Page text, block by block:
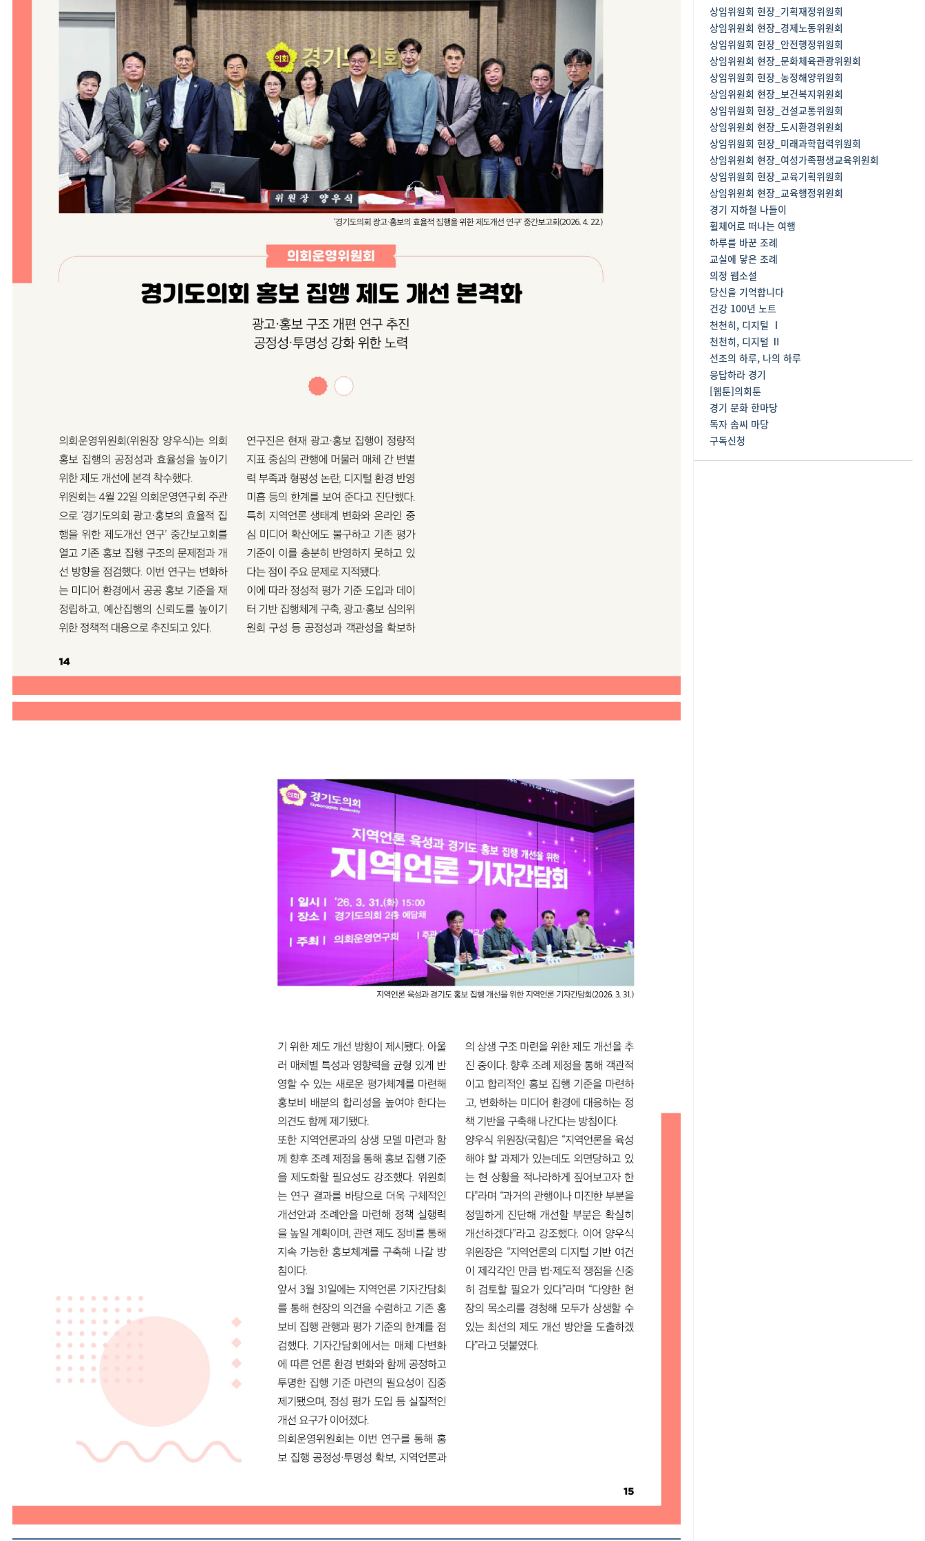
상임위원회 현장_기획재정위원회
상임위원회 현장_경제노동위원회
상임위원회 현장_안전행정위원회
상임위원회 현장_문화체육관광위원회
상임위원회 현장_농정해양위원회
상임위원회 현장_보건복지위원회
상임위원회 현장_건설교통위원회
상임위원회 현장_도시환경위원회
상임위원회 현장_미래과학협력위원회
상임위원회 현장_여성가족평생교육위원회
상임위원회 현장_교육기획위원회
상임위원회 현장_교육행정위원회
경기 지하철 나들이
휠체어로 떠나는 여행
하루를 바꾼 조례
교실에 닿은 조례
의정 웹소설
당신을 기억합니다
건강 100년 노트
천천히, 디지털 Ⅰ
천천히, 디지털 Ⅱ
선조의 하루, 나의 하루
응답하라 경기
[웹툰]의회툰
경기 문화 한마당
독자 솜씨 마당
구독신청